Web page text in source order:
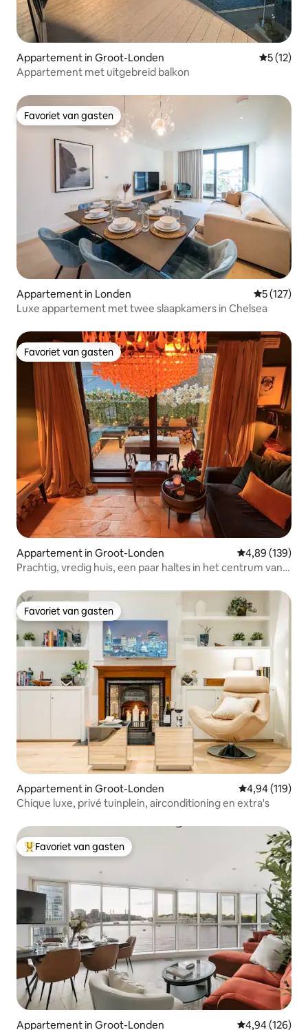
Appartement in Groot-Londen
5 (12)
Appartement met uitgebreid balkon
Favoriet van gasten
Favoriet van gasten
Appartement in Londen
5 (127)
Luxe appartement met twee slaapkamers in Chelsea
Favoriet van gasten
Favoriet van gasten
Appartement in Groot-Londen Gemiddelde
4,89 (139)
Prachtig, vredig huis, een paar haltes in het centrum van
Favoriet van gasten
Favoriet van gasten
Appartement in Groot-Londen Gemiddelde
4,94 (119)
Chique luxe, privé tuinplein, airconditioning en extra's
Topfavoriet van gasten
Favoriet van gasten
Appartement in Groot-Londen Gemiddelde
4,94 (126)